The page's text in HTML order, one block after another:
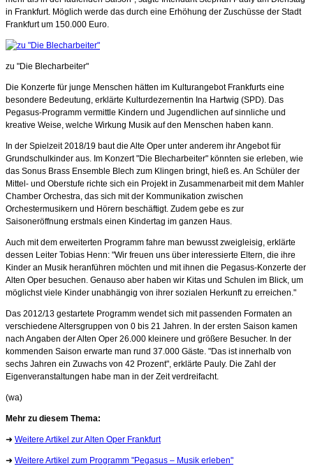
in Frankfurt. Möglich werde das durch eine Erhöhung der Zuschüsse der Stadt
Frankfurt um 150.000 Euro.
zu "Die Blecharbeiter"
Die Konzerte für junge Menschen hätten im Kulturangebot Frankfurts eine
besondere Bedeutung, erklärte Kulturdezernentin Ina Hartwig (SPD). Das
Pegasus-Programm vermittle Kindern und Jugendlichen auf sinnliche und
kreative Weise, welche Wirkung Musik auf den Menschen haben kann.
In der Spielzeit 2018/19 baut die Alte Oper unter anderem ihr Angebot für
Grundschulkinder aus. Im Konzert "Die Blecharbeiter" könnten sie erleben, wie
das Sonus Brass Ensemble Blech zum Klingen bringt, hieß es. An Schüler der
Mittel- und Oberstufe richte sich ein Projekt in Zusammenarbeit mit dem Mahler
Chamber Orchestra, das sich mit der Kommunikation zwischen
Orchestermusikern und Hörern beschäftigt. Zudem gebe es zur
Saisoneröffnung erstmals einen Kindertag im ganzen Haus.
Auch mit dem erweiterten Programm fahre man bewusst zweigleisig, erklärte
dessen Leiter Tobias Henn: "Wir freuen uns über interessierte Eltern, die ihre
Kinder an Musik heranführen möchten und mit ihnen die Pegasus-Konzerte der
Alten Oper besuchen. Genauso aber haben wir Kitas und Schulen im Blick, um
möglichst viele Kinder unabhängig von ihrer sozialen Herkunft zu erreichen."
Das 2012/13 gestartete Programm wendet sich mit passenden Formaten an
verschiedene Altersgruppen von 0 bis 21 Jahren. In der ersten Saison kamen
nach Angaben der Alten Oper 26.000 kleinere und größere Besucher. In der
kommenden Saison erwarte man rund 37.000 Gäste. "Das ist innerhalb von
sechs Jahren ein Zuwachs von 42 Prozent", erklärte Pauly. Die Zahl der
Eigenveranstaltungen habe man in der Zeit verdreifacht.
(wa)
Mehr zu diesem Thema:
➜ Weitere Artikel zur Alten Oper Frankfurt
➜ Weitere Artikel zum Programm "Pegasus – Musik erleben"